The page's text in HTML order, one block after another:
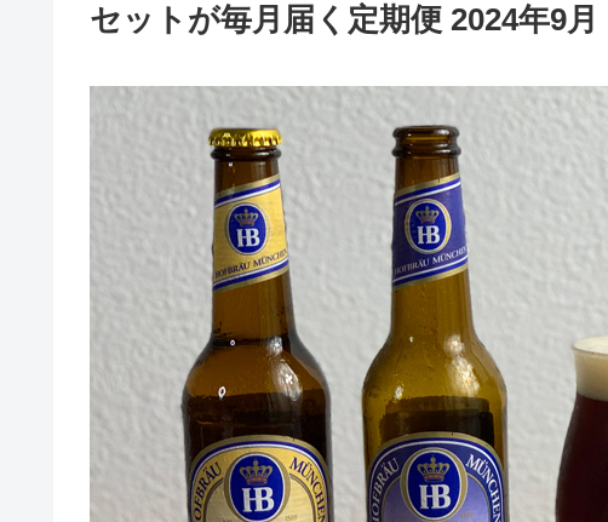
セットが毎月届く定期便 2024年9月